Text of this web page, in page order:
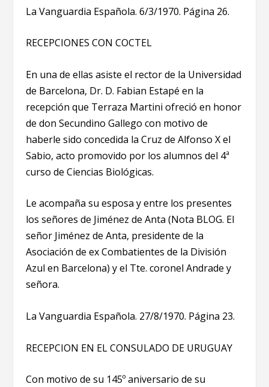
La Vanguardia Española. 6/3/1970. Página 26.
RECEPCIONES CON COCTEL
En una de ellas asiste el rector de la Universidad
de Barcelona, Dr. D. Fabian Estapé en la
recepción que Terraza Martini ofreció en honor
de don Secundino Gallego con motivo de
haberle sido concedida la Cruz de Alfonso X el
Sabio, acto promovido por los alumnos del 4ª
curso de Ciencias Biológicas.
Le acompaña su esposa y entre los presentes
los señores de Jiménez de Anta (Nota BLOG. El
señor Jiménez de Anta, presidente de la
Asociación de ex Combatientes de la División
Azul en Barcelona) y el Tte. coronel Andrade y
señora.
La Vanguardia Española. 27/8/1970. Página 23.
RECEPCION EN EL CONSULADO DE URUGUAY
Con motivo de su 145º aniversario de su